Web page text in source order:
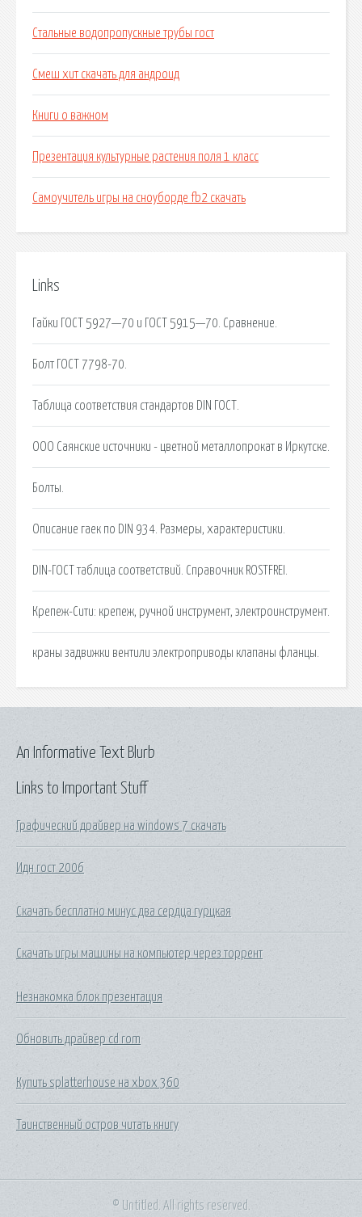
Стальные водопропускные трубы гост
Смеш хит скачать для андроид
Книги о важном
Презентация культурные растения поля 1 класс
Самоучитель игры на сноуборде fb2 скачать
Links
Гайки ГОСТ 5927—70 и ГОСТ 5915—70. Сравнение.
Болт ГОСТ 7798-70.
Таблица соответствия стандартов DIN ГОСТ.
ООО Саянские источники - цветной металлопрокат в Иркутске.
Болты.
Описание гаек по DIN 934. Размеры, характеристики.
DIN-ГОСТ таблица соответствий. Справочник ROSTFREI.
Крепеж-Сити: крепеж, ручной инструмент, электроинструмент.
краны задвижки вентили электроприводы клапаны фланцы.
Links to Important Stuff
Графический драйвер на windows 7 скачать
Идн гост 2006
Скачать бесплатно минус два сердца гурцкая
Скачать игры машины на компьютер через торрент
Незнакомка блок презентация
Обновить драйвер cd rom
Купить splatterhouse на xbox 360
Таинственный остров читать книгу
An Informative Text Blurb
© Untitled. All rights reserved.